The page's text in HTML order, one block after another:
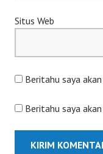
Situs Web
Beritahu saya
Beritahu saya